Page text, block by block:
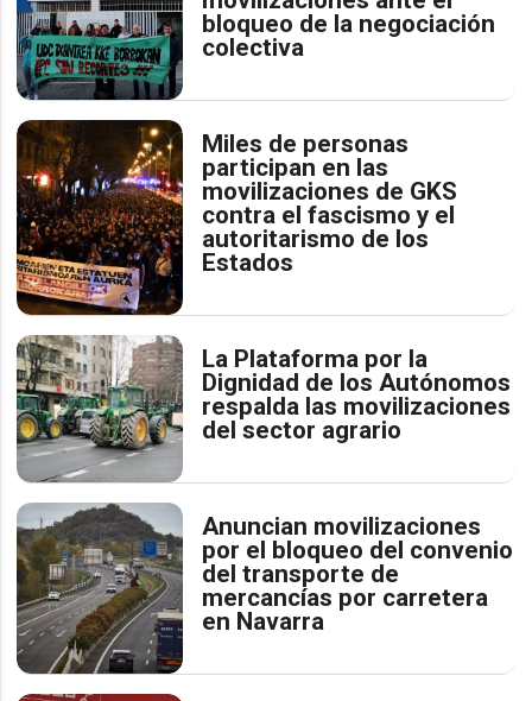
bloqueo de la negociación
colectiva
Miles de personas
participan en las
movilizaciones de GKS
contra el fascismo y el
autoritarismo de los
Estados
La Plataforma por la
Dignidad de los Autónomos
respalda las movilizaciones
del sector agrario
Anuncian movilizaciones
por el bloqueo del convenio
del transporte de
mercancías por carretera
en Navarra